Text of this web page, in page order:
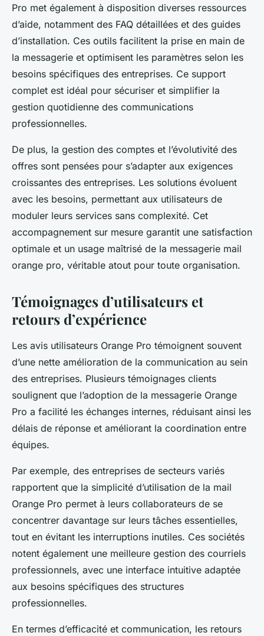
Pro met également à disposition diverses ressources
d’aide, notamment des FAQ détaillées et des guides
d’installation. Ces outils facilitent la prise en main de
la messagerie et optimisent les paramètres selon les
besoins spécifiques des entreprises. Ce support
complet est idéal pour sécuriser et simplifier la
gestion quotidienne des communications
professionnelles.
De plus, la gestion des comptes et l’évolutivité des
offres sont pensées pour s’adapter aux exigences
croissantes des entreprises. Les solutions évoluent
avec les besoins, permettant aux utilisateurs de
moduler leurs services sans complexité. Cet
accompagnement sur mesure garantit une satisfaction
optimale et un usage maîtrisé de la messagerie mail
orange pro, véritable atout pour toute organisation.
Témoignages d’utilisateurs et
retours d’expérience
Les avis utilisateurs Orange Pro témoignent souvent
d’une nette amélioration de la communication au sein
des entreprises. Plusieurs témoignages clients
soulignent que l’adoption de la messagerie Orange
Pro a facilité les échanges internes, réduisant ainsi les
délais de réponse et améliorant la coordination entre
équipes.
Par exemple, des entreprises de secteurs variés
rapportent que la simplicité d’utilisation de la mail
Orange Pro permet à leurs collaborateurs de se
concentrer davantage sur leurs tâches essentielles,
tout en évitant les interruptions inutiles. Ces sociétés
notent également une meilleure gestion des courriels
professionnels, avec une interface intuitive adaptée
aux besoins spécifiques des structures
professionnelles.
En termes d’efficacité et communication, les retours